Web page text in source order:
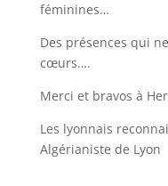
féminines…
Des présences qui
cœurs….
Merci et bravos à
Les lyonnais
Algérianiste de Lyon